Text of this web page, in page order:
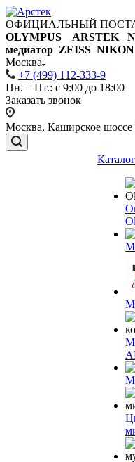
ОФИЦИАЛЬНЫЙ
OLYMPUS ARSTEK
медиатор ZEISS NIKON
Москва
+7 (499) 112-333-9
Пн. – Пт.: с 9:00 до 18:00
Заказать звонок
Москва, Каширское шоссе
Каталог